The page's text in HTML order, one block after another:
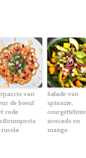
van
de boeuf
rode
rucola
Salade van
spinazie,
avocado en
mango